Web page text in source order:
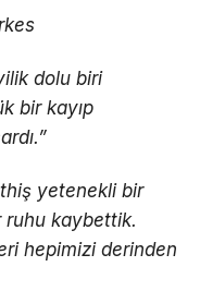
dolu biri
bir kayıp
yetenekli bir
ruhu kaybettik.
hepimizi derinden